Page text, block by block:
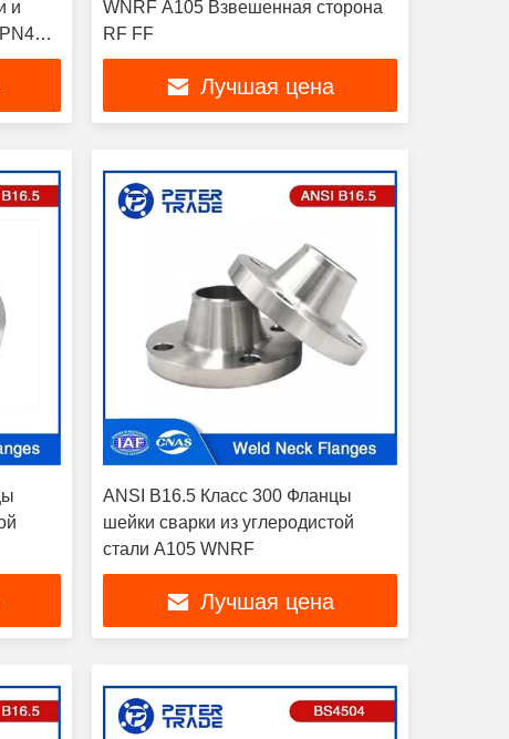
и
WNRF A105 Взвешенная сторона
RF FF
Лучшая цена
ANSI B16.5 Класс 300 Фланцы
шейки сварки из углеродистой
стали A105 WNRF
Лучшая цена